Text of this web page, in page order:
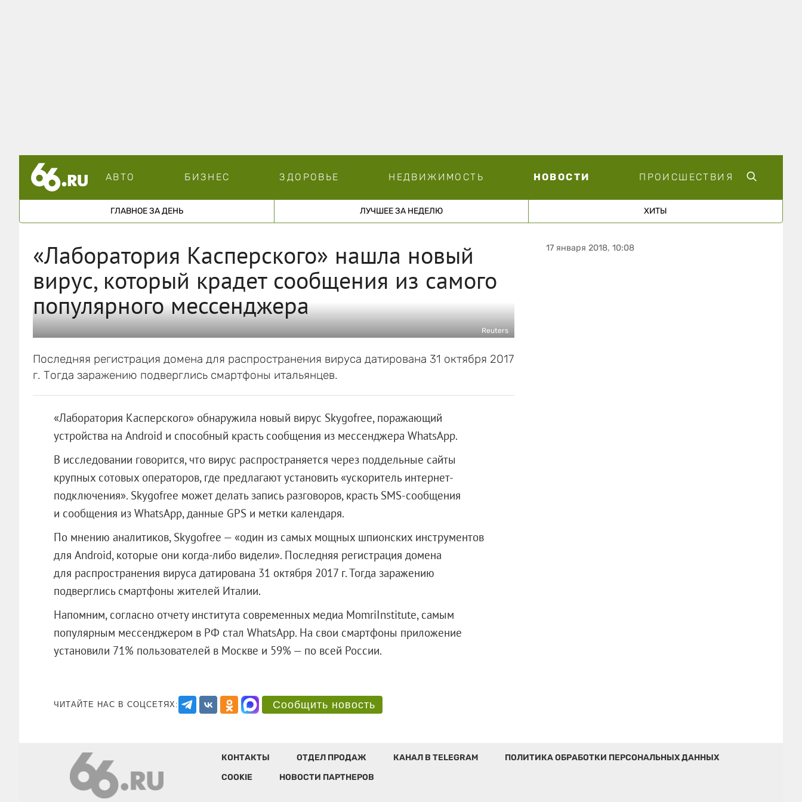
АВТО БИЗНЕС ЗДОРОВЬЕ НЕДВИЖИМОСТЬ НОВОСТИ ПРОИСШЕСТВИЯ
ГЛАВНОЕ ЗА ДЕНЬ ЛУЧШЕЕ ЗА НЕДЕЛЮ ХИТЫ
«Лаборатория Касперского» нашла новый
вирус, который крадет сообщения из самого
популярного мессенджера
Reuters
Последняя регистрация домена для распространения вируса датирована 31 октября 2017
г. Тогда заражению подверглись смартфоны итальянцев.
«Лаборатория Касперского» обнаружила новый вирус Skygofree, поражающий
устройства на Android и способный красть сообщения из мессенджера WhatsApp.
В исследовании говорится, что вирус распространяется через поддельные сайты
крупных сотовых операторов, где предлагают установить «ускоритель интернет-
подключения». Skygofree может делать запись разговоров, красть SMS-сообщения
и сообщения из WhatsApp, данные GPS и метки календаря.
По мнению аналитиков, Skygofree — «один из самых мощных шпионских инструментов
для Android, которые они когда-либо видели». Последняя регистрация домена
для распространения вируса датирована 31 октября 2017 г. Тогда заражению
подверглись смартфоны жителей Италии.
Напомним, согласно отчету института современных медиа MomriInstitute, самым
популярным мессенджером в РФ стал WhatsApp. На свои смартфоны приложение
установили 71% пользователей в Москве и 59% — по всей России.
ЧИТАЙТЕ НАС В СОЦСЕТЯХ: Сообщить новость
17 января 2018, 10:08
КОНТАКТЫ ОТДЕЛ ПРОДАЖ КАНАЛ В TELEGRAM
ПОЛИТИКА ОБРАБОТКИ ПЕРСОНАЛЬНЫХ ДАННЫХ
COOKIE
НОВОСТИ ПАРТНЕРОВ